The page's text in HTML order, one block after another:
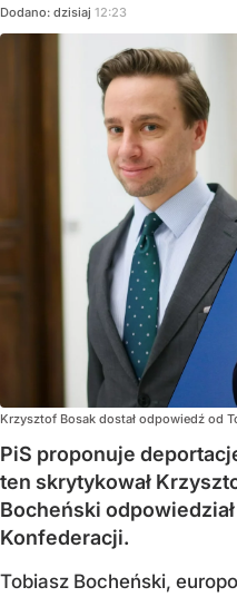
Dodano: dzisiaj 12:23
Krzysztof Bosak dostał odpowiedź od
PiS proponuje
ten skrytykował
Bocheński
Konfederacji.
Tobiasz Bocheński,